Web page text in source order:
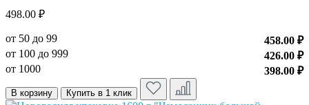
498.00 ₽
от 50 до 99
458.00 ₽
от 100 до 999
426.00 ₽
от 1000
398.00 ₽
В корзину Купить в 1 клик